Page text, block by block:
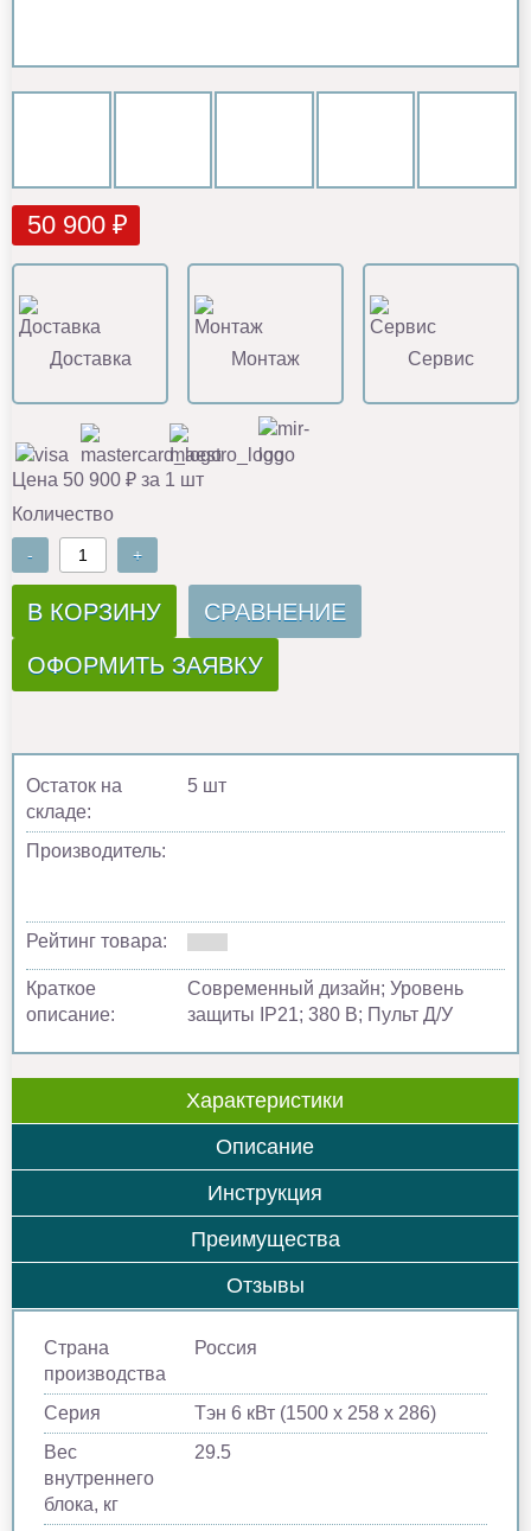
50 900 ₽
Доставка Монтаж Сервис
Цена 50 900 ₽ за 1 шт
Количество
- +
В КОРЗИНУ СРАВНЕНИЕ
ОФОРМИТЬ ЗАЯВКУ
Остаток на
складе:
5 шт
Производитель:
Рейтинг товара:
Краткое
описание:
Современный дизайн; Уровень
защиты IP21; 380 В; Пульт Д/У
Характеристики
Описание
Инструкция
Преимущества
Отзывы
Страна
производства
Россия
Серия
Тэн 6 кВт (1500 х 258 х 286)
Вес
внутреннего
блока, кг
29.5